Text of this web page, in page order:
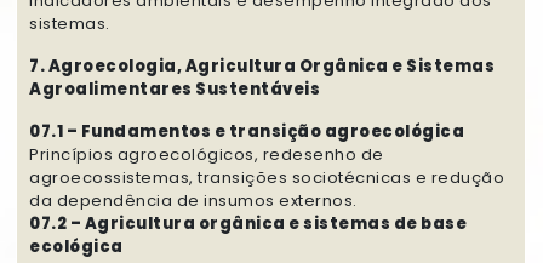
sistemas.
7. Agroecologia, Agricultura Orgânica e Sistemas
Agroalimentares Sustentáveis
07.1 – Fundamentos e transição agroecológica
Princípios agroecológicos, redesenho de
agroecossistemas, transições sociotécnicas e redução
da dependência de insumos externos.
07.2 – Agricultura orgânica e sistemas de base
ecológica